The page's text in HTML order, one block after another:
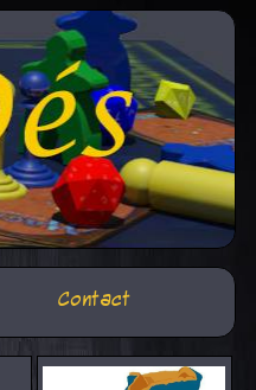
Contact